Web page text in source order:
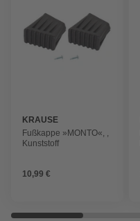
KRAUSE
Fußkappe »MONTO«, ,
Kunststoff
10,99 €